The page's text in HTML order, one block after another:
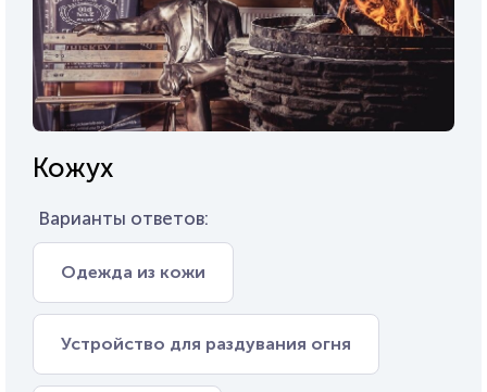
Кожух
Варианты ответов:
Одежда из кожи
Устройство для раздувания огня